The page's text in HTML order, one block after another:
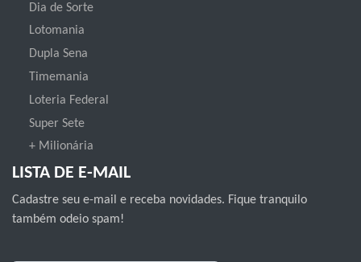
Dia de Sorte
Lotomania
Dupla Sena
Timemania
Loteria Federal
Super Sete
+ Milionária
LISTA DE E-MAIL
Cadastre seu e-mail e receba novidades. Fique tranquilo
também odeio spam!